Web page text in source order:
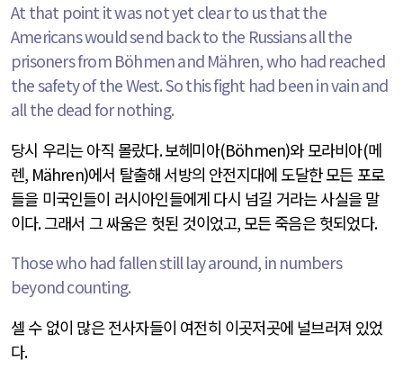
At that point it was not yet clear to us that the
Americans would send back to the Russians all the
prisoners from Böhmen and Mähren, who had reached
the safety of the West. So this fight had been in vain and
all the dead for nothing.
당시 우리는 아직 몰랐다.보헤미아(Böhmen)와 모라비아(메
렌, Mähren)에서 탈출해 서방의 안전지대에 도달한 모든 포로
들을 미국인들이 러시아인들에게 다시 넘길 거라는 사실을 말
이다.그래서 그 싸움은 헛된 것이었고, 모든 죽음은 헛되었다.
Those who had fallen still lay around, in numbers
beyond counting.
셀 수 없이 많은 전사자들이 여전히 이곳저곳에 널브러져 있었
다.